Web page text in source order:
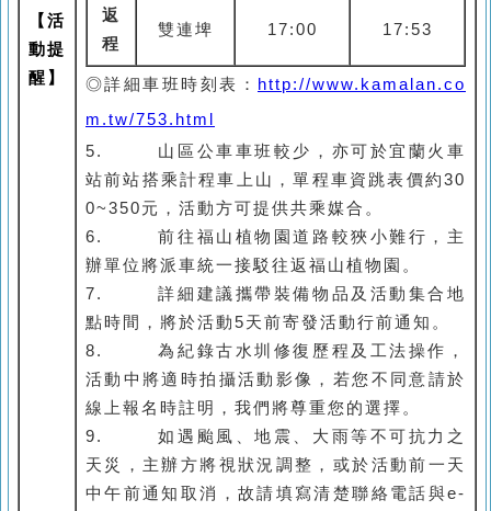
【活
動提
醒】
返
程
雙連埤 17:00 17:53
◎詳細車班時刻表：
http://www.kamalan.co
m.tw/753.html
5. 山區公車車班較少，亦可於宜蘭火車
站前站搭乘計程車上山，單程車資跳表價約30
0~350元，活動方可提供共乘媒合。
6.前往福山植物園道路較狹小難行，主
辦單位將派車統一接駁往返福山植物園。
7.詳細建議攜帶裝備物品及活動集合地
點時間，將於活動5天前寄發活動行前通知。
8.為紀錄古水圳修復歷程及工法操作，
活動中將適時拍攝活動影像，若您不同意請於
線上報名時註明，我們將尊重您的選擇。
9.如遇颱風、地震、大雨等不可抗力之
天災，主辦方將視狀況調整，或於活動前一天
中午前通知取消，故請填寫清楚聯絡電話與e-